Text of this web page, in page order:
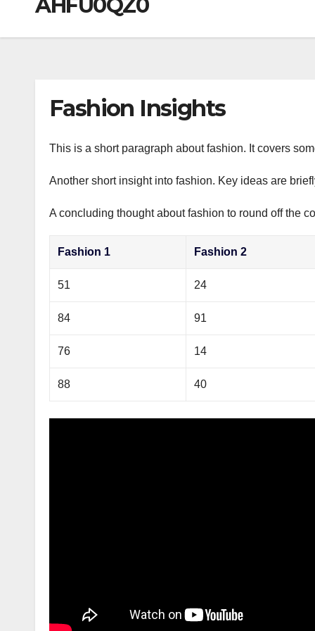
AHFU0QZ0
Fashion Insights
This is a short paragraph about fashion. It covers
Another short insight into fashion. Key ideas are
A concluding thought about fashion to round off the
Fashion 1 Fashion 2
51 24
84 91
76 14
88 40
m